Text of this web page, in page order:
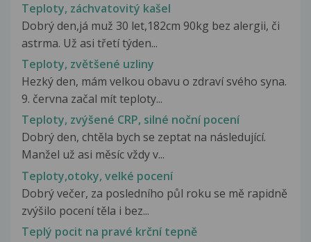
Teploty, záchvatovitý kašel
Dobrý den,já muž 30 let,182cm 90kg bez alergii, či
astrma. Už asi třetí týden...
Teploty, zvětšené uzliny
Hezký den, mám velkou obavu o zdraví svého syna.
9. června začal mít teploty...
Teploty, zvýšené CRP, silné noční pocení
Dobrý den, chtěla bych se zeptat na následující.
Manžel už asi měsíc vždy v...
Teploty,otoky, velké pocení
Dobrý večer, za posledního půl roku se mě rapidně
zvýšilo pocení těla i bez...
Teplý pocit na pravé krční tepně